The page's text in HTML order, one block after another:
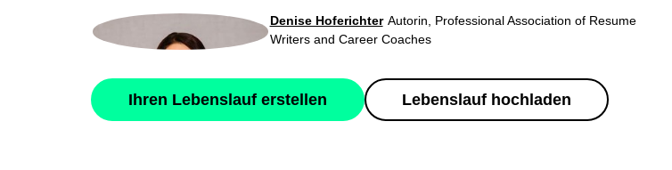
Denise Hoferichter Autorin, Professional Association of Resume
Writers and Career Coaches
Ihren Lebenslauf erstellen Lebenslauf hochladen